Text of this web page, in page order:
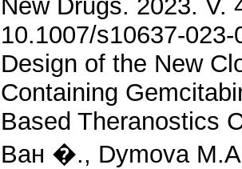
New Drugs. 2023. V.
10.1007/s10637-023-
Design of the New
Containing
Based Theranostics
Ван �., Dymova